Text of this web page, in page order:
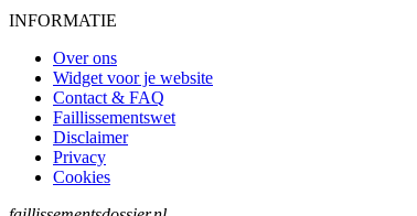
INFORMATIE
Over ons
Widget voor je website
Contact & FAQ
Faillissementswet
Disclaimer
Privacy
Cookies